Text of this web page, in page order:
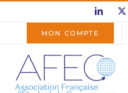
Passer
LinkedIn
MON COMPTE